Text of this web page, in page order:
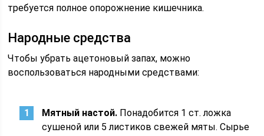
требуется полное опорожнение кишечника.
Народные средства
Чтобы убрать ацетоновый запах, можно
воспользоваться народными средствами:
Мятный настой. Понадобится 1 ст. ложка
сушеной или 5 листиков свежей мяты. Сырье